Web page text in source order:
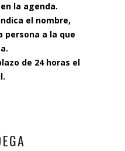
la agenda.
el nombre,
persona a la que
de 24 horas el